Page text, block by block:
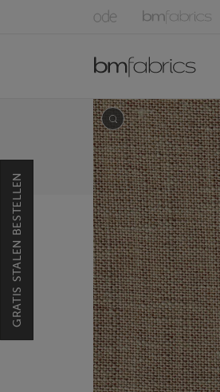
GRATIS STALEN BESTELLEN